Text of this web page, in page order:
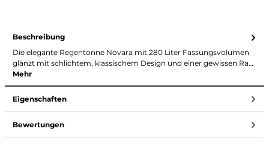
Beschreibung
Die elegante Regentonne Novara mit 280 Liter Fassungsvolumen
glänzt mit schlichtem, klassischem Design und einer gewissen Ra…
Mehr
Eigenschaften
Bewertungen